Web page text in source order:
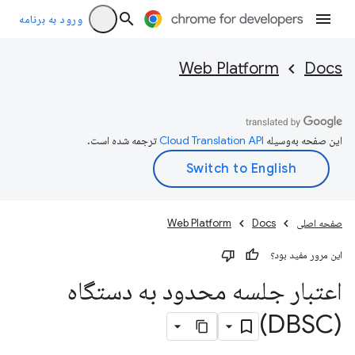
ورود به برنامه
Docs
Web Platform
این صفحه به‌وسیله ترجمه شده است.
صفحه اصلی Docs
Web Platform
این مرور مفید بود؟
اعتبار جلسه محدود به دستگاه
(DBSC)